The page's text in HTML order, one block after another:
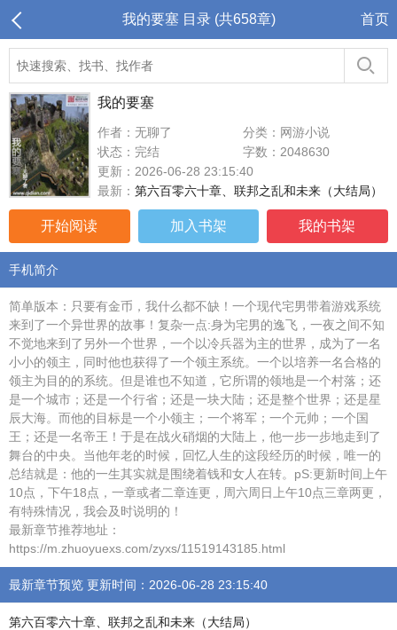
我的要塞 目录 (共658章) 首页
我的要塞
作者：无聊了
分类：网游小说
状态：完结
字数：2048630
更新：2026-06-28 23:15:40
最新： 第六百零六十章、联邦之乱和未来（大结局）
开始阅读 加入书架 我的书架
手机简介
简单版本：只要有金币，我什么都不缺！一个现代宅男带着游戏系统
来到了一个异世界的故事！复杂一点:身为宅男的逸飞，一夜之间不知
不觉地来到了另外一个世界，一个以冷兵器为主的世界，成为了一名
小小的领主，同时他也获得了一个领主系统。一个以培养一名合格的
领主为目的的系统。但是谁也不知道，它所谓的领地是一个村落；还
是一个城市；还是一个行省；还是一块大陆；还是整个世界；还是星
辰大海。而他的目标是一个小领主；一个将军；一个元帅；一个国
王；还是一名帝王！于是在战火硝烟的大陆上，他一步一步地走到了
舞台的中央。当他年老的时候，回忆人生的这段经历的时候，唯一的
总结就是：他的一生其实就是围绕着钱和女人在转。pS:更新时间上午
10点，下午18点，一章或者二章连更，周六周日上午10点三章两更，
有特殊情况，我会及时说明的！
最新章节推荐地址：
https://m.zhuoyuexs.com/zyxs/11519143185.html
最新章节预览 更新时间：2026-06-28 23:15:40
第六百零六十章、联邦之乱和未来（大结局）